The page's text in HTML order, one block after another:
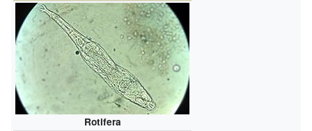
Rotifera